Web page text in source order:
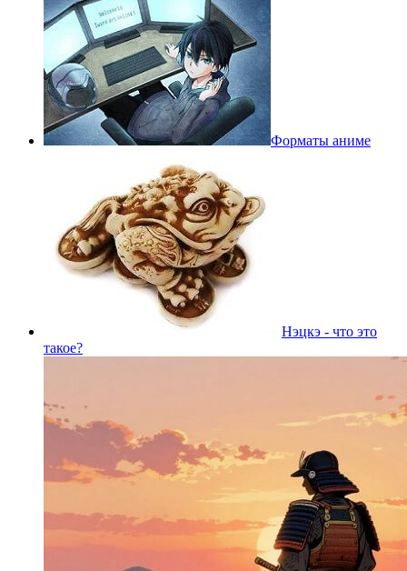
Форматы аниме
Нэцкэ - что это
такое?